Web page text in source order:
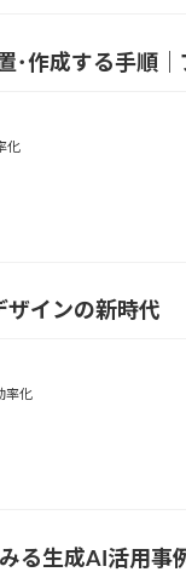
･作成する手順
化
ザインの新時代
率化
る生成AI活用事